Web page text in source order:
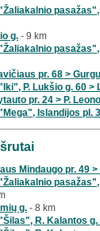
g. - 9 km
pasažas",
pr. 68 >
P. Lukšio g. 60 >
pr. 24 > P.
Islandijos pl.
Mindaugo pr. 49
g. - 8 km
R. Kalantos g.